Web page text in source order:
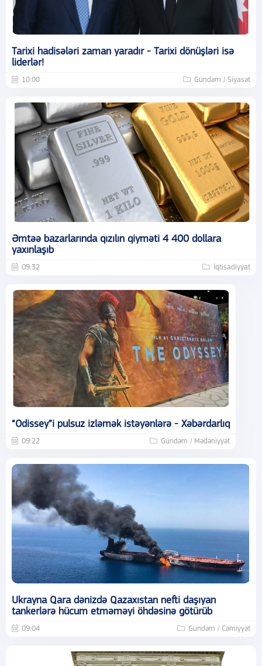
Tarixi hadisələri zaman yaradır - Tarixi dönüşləri isə
liderlər!
10:00 Gündəm / Siyasət
Əmtəə bazarlarında qızılın qiyməti 4 400 dollara
yaxınlaşıb
09:32 İqtisadiyyat
“Odissey”i pulsuz izləmək istəyənlərə - Xəbərdarlıq
09:22 Gündəm / Mədəniyyət
Ukrayna Qara dənizdə Qazaxıstan nefti daşıyan
tankerlərə hücum etməməyi öhdəsinə götürüb
09:04 Gündəm / Cəmiyyət